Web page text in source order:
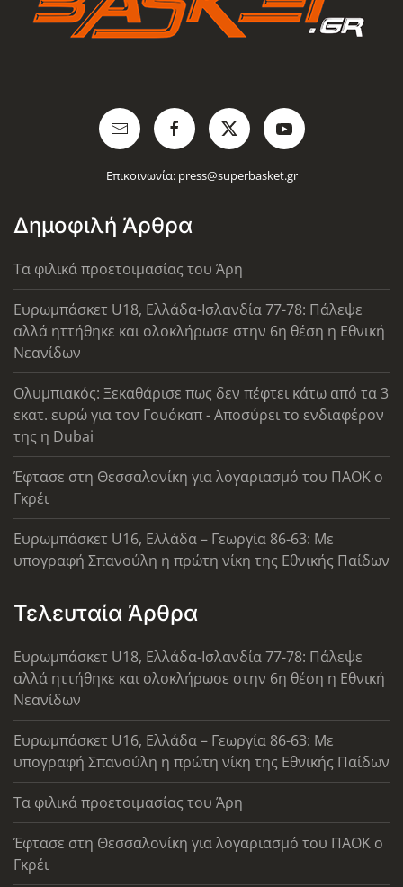
Επικοινωνία: press@superbasket.gr
Δημοφιλή Άρθρα
Τα φιλικά προετοιμασίας του Άρη
Ευρωμπάσκετ U18, Ελλάδα-Ισλανδία 77-78: Πάλεψε
αλλά ηττήθηκε και ολοκλήρωσε στην 6η θέση η Εθνική
Νεανίδων
Ολυμπιακός: Ξεκαθάρισε πως δεν πέφτει κάτω από τα 3
εκατ. ευρώ για τον Γουόκαπ - Αποσύρει το ενδιαφέρον
της η Dubai
Έφτασε στη Θεσσαλονίκη για λογαριασμό του ΠΑΟΚ ο
Γκρέι
Ευρωμπάσκετ U16, Ελλάδα – Γεωργία 86-63: Με
υπογραφή Σπανούλη η πρώτη νίκη της Εθνικής Παίδων
Τελευταία Άρθρα
Ευρωμπάσκετ U18, Ελλάδα-Ισλανδία 77-78: Πάλεψε
αλλά ηττήθηκε και ολοκλήρωσε στην 6η θέση η Εθνική
Νεανίδων
Ευρωμπάσκετ U16, Ελλάδα – Γεωργία 86-63: Με
υπογραφή Σπανούλη η πρώτη νίκη της Εθνικής Παίδων
Τα φιλικά προετοιμασίας του Άρη
Έφτασε στη Θεσσαλονίκη για λογαριασμό του ΠΑΟΚ ο
Γκρέι